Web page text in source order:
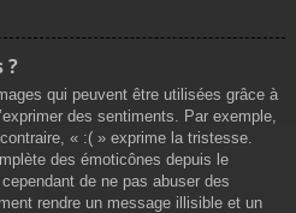
?
qui peuvent être utilisées grâce à
des sentiments. Par exemple,
« :( » exprime la tristesse.
des émoticônes depuis le
de ne pas abuser des
rendre un message illisible et un